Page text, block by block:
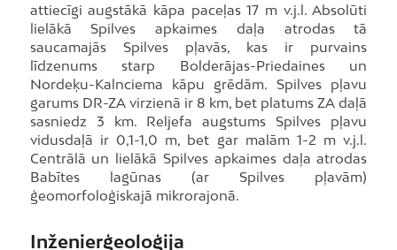
attiecīgi augstākā kāpa paceļas 17 m v.j.l. Absolūti
lielākā Spilves apkaimes daļa atrodas tā
saucamajās Spilves pļavās, kas ir purvains
līdzenums starp Bolderājas-Priedaines un
Nordeķu-Kalnciema kāpu grēdām. Spilves pļavu
garums DR-ZA virzienā ir 8 km, bet platums ZA daļā
sasniedz 3 km. Reljefa augstums Spilves pļavu
vidusdaļā ir 0,1-1,0 m, bet gar malām 1-2 m v.j.l.
Centrālā un lielākā Spilves apkaimes daļa atrodas
Babītes lagūnas (ar Spilves pļavām)
ģeomorfoloģiskajā mikrorajonā.
Inženierģeoloģija